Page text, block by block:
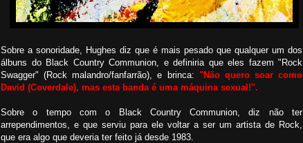
Sobre a sonoridade, Hughes diz que é mais pesado que qualquer um dos
álbuns do Black Country Communion, e definiria que eles fazem "Rock
Swagger" (Rock malandro/fanfarrão), e brinca: "Não quero soar como
David (Coverdale), mas esta banda é uma máquina sexual!".
Sobre o tempo com o Black Country Communion, diz não ter
arrependimentos, e que serviu para ele voltar a ser um artista de Rock,
que era algo que deveria ter feito já desde 1983.